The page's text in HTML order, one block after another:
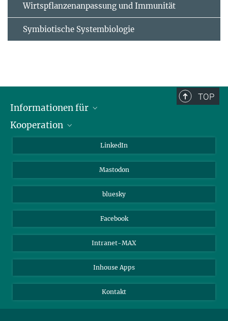
Wirtspflanzenanpassung und Immunität
Symbiotische Systembiologie
TOP
Informationen für
Journalisten
Kooperation
Beutenberg Campus e.V.
LinkedIn
Mastodon
bluesky
Facebook
Intranet-MAX
Inhouse Apps
Kontakt